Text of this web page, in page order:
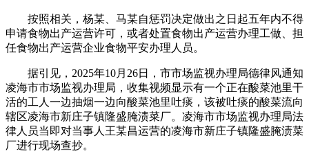
按照相关，杨某、马某自惩罚决定做出之日起五年内不得
申请食物出产运营许可，或者处置食物出产运营办理工做、担
任食物出产运营企业食物平安办理人员。
据引见，2025年10月26日，市市场监视办理局德律风通知
凌海市市场监视办理局，收集视频显示有一个正在酸菜池里干
活的工人一边抽烟一边向酸菜池里吐痰，该被吐痰的酸菜流向
辖区凌海市新庄子镇隆盛腌渍菜厂。凌海市市场监视办理局法
律人员当即对当事人王某昌运营的凌海市新庄子镇隆盛腌渍菜
厂进行现场查抄。